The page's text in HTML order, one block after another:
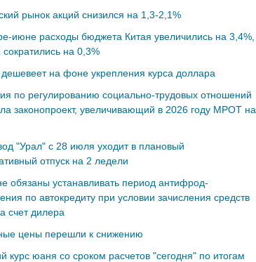
рынок акций снизился на 1,3-2,1%
июне расходы бюджета Китая увеличились на 3,4%,
на 0,3%
на фоне укрепления курса доллара
по регулированию социально-трудовых отношений
законопроект, увеличивающий в 2026 году МРОТ на
"Урал" с 28 июля уходит в плановый
отпуск на 2 ледели
обязаны устанавливать период антифрод-
по автокредиту при условии зачисления средств
счет дилера
цены перешли к снижению
курс юаня со сроком расчетов "сегодня" по итогам